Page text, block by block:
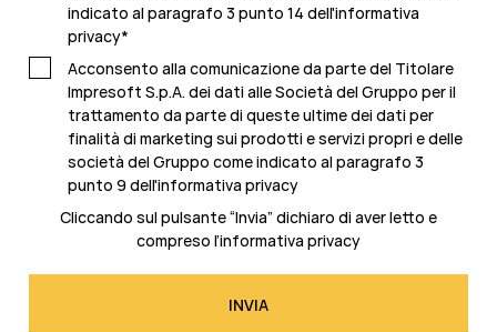
indicato al paragrafo 3 punto 14 dell'informativa
privacy*
Acconsento alla comunicazione da parte del Titolare
Impresoft S.p.A. dei dati alle Società del Gruppo per il
trattamento da parte di queste ultime dei dati per
finalità di marketing sui prodotti e servizi propri e delle
società del Gruppo come indicato al paragrafo 3
punto 9 dell'informativa privacy
Cliccando sul pulsante “Invia” dichiaro di aver letto e
compreso l’informativa privacy